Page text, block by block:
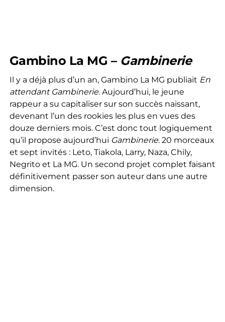
Gambino La MG – Gambinerie
Il y a déjà plus d’un an, Gambino La MG publiait En
attendant Gambinerie. Aujourd’hui, le jeune
rappeur a su capitaliser sur son succès naissant,
devenant l’un des rookies les plus en vues des
douze derniers mois. C’est donc tout logiquement
qu’il propose aujourd’hui Gambinerie. 20 morceaux
et sept invités : Leto, Tiakola, Larry, Naza, Chily,
Negrito et La MG. Un second projet complet faisant
définitivement passer son auteur dans une autre
dimension.